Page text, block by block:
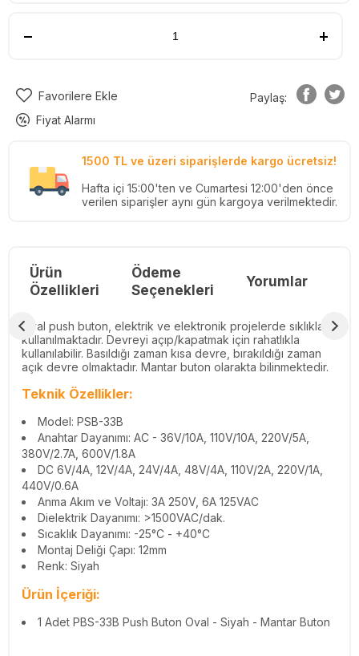
Favorilere Ekle
Fiyat Alarmı
Paylaş:
1500 TL ve üzeri siparişlerde kargo ücretsiz!
Hafta içi 15:00'ten ve Cumartesi 12:00'den önce
verilen siparişler aynı gün kargoya verilmektedir.
Ürün
Özellikleri
Ödeme
Seçenekleri
Yorumlar
Oval push buton, elektrik ve elektronik projelerde sıklıkla
kullanılmaktadır. Devreyi açıp/kapatmak için rahatlıkla
kullanılabilir. Basıldığı zaman kısa devre, bırakıldığı zaman
açık devre olmaktadır. Mantar buton olarakta bilinmektedir.
Teknik Özellikler:
Model: PSB-33B
Anahtar Dayanımı: AC - 36V/10A, 110V/10A, 220V/5A,
380V/2.7A, 600V/1.8A
DC 6V/4A, 12V/4A, 24V/4A, 48V/4A, 110V/2A, 220V/1A,
440V/0.6A
Anma Akım ve Voltajı: 3A 250V, 6A 125VAC
Dielektrik Dayanımı: >1500VAC/dak.
Sıcaklık Dayanımı: -25°C - +40°C
Montaj Deliği Çapı: 12mm
Renk: Siyah
Ürün İçeriği:
1 Adet PBS-33B Push Buton Oval - Siyah - Mantar Buton